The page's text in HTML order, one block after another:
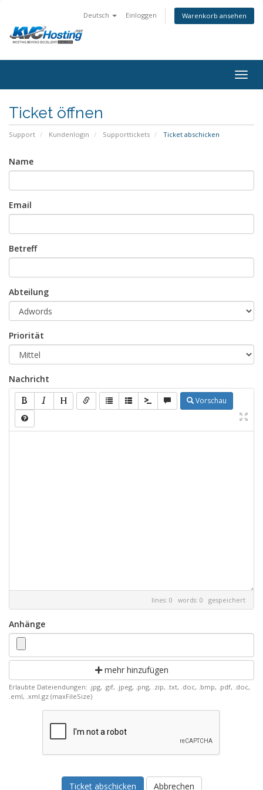
Deutsch Einloggen Warenkorb ansehen
Ticket öffnen
Support Kundenlogin Supporttickets Ticket abschicken
Name
Email
Betreff
Abteilung
Priorität
Nachricht
Vorschau
lines: 0 words: 0 gespeichert
Anhänge
mehr hinzufügen
Erlaubte Dateiendungen: .jpg, .gif, .jpeg, .png, .zip, .txt, .doc, .bmp, .pdf, .doc,
.eml, .xml.gz (maxFileSize)
Abbrechen